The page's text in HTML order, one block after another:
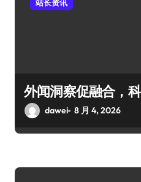
站长资讯
外闻洞察促融合，
dawei 8 月 4, 2026